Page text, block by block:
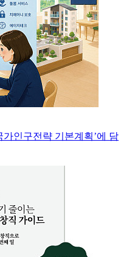
가인구전략 기본계획’에 담